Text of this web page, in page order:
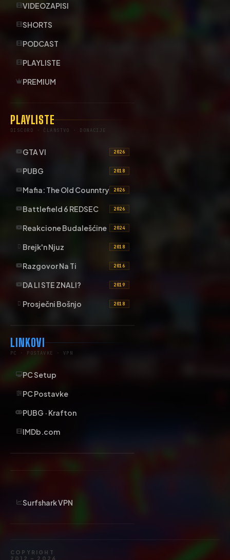
VIDEOZAPISI
SHORTS
PODCAST
PLAYLISTE
PREMIUM
PLAYLISTE
DISCORD · ČLANSTVO · DONACIJE
GTA VI 2026
PUBG 2018
Mafia: The Old Counntry 2026
Battlefield 6 REDSEC 2026
Reakcione Budalešćine 2024
Brejk'n Njuz 2018
Razgovor Na Ti 2016
DA LI STE ZNALI? 2019
Prosječni Bošnjo 2018
LINKOVI
PC · POSTAVKE · VPN
PC Setup
PC Postavke
PUBG · Krafton
IMDb.com
Surfshark VPN
COPYRIGHT
2012 – 2026